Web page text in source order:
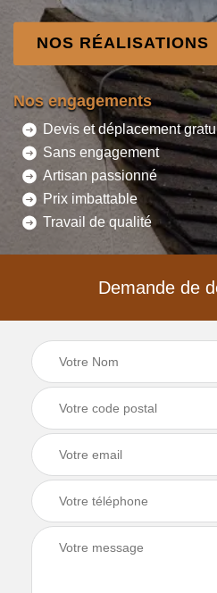
NOS RÉALISATIONS
Nos engagements
Devis et déplacement
Sans engagement
Artisan passionné
Prix imbattable
Travail de qualité
Demande de